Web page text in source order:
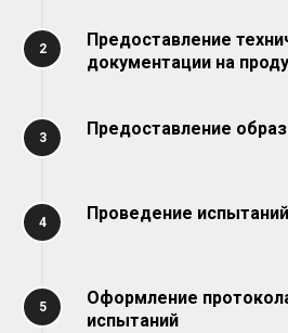
Предоставление
документации на
Предоставление
Проведение испытаний
Оформление
испытаний